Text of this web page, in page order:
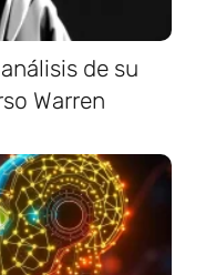
de su
Warren